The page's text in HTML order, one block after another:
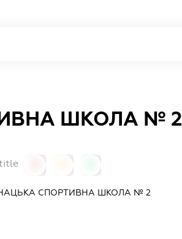
ШКОЛА № 2
СПОРТИВНА ШКОЛА № 2